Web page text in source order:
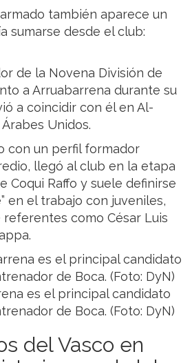
también aparece un
sumarse desde el club:
de la Novena División de
a Arruabarrena durante su
a coincidir con él en Al-
Unidos.
con un perfil formador
llegó al club en la etapa
Coqui Raffo y suele definirse
en el trabajo con juveniles,
como César Luis
es el principal candidato
de Boca. (Foto: DyN)
del Vasco en